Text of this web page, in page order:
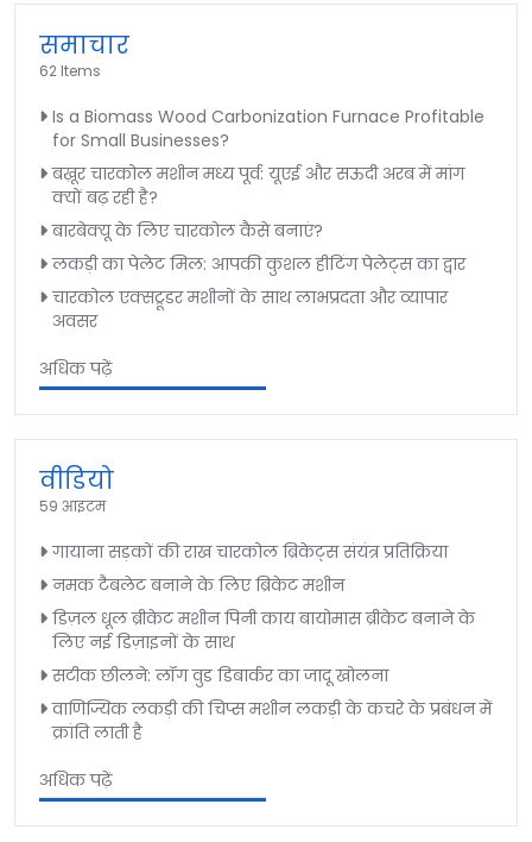
समाचार
62 Items
Is a Biomass Wood Carbonization Furnace Profitable
for Small Businesses?
बख़ूर चारकोल मशीन मध्य पूर्व: यूएई और सऊदी अरब में मांग
क्यों बढ़ रही है?
बारबेक्यू के लिए चारकोल कैसे बनाएं?
लकड़ी का पेलेट मिल: आपकी कुशल हीटिंग पेलेट्स का द्वार
चारकोल एक्सट्रूडर मशीनों के साथ लाभप्रदता और व्यापार
अवसर
अधिक पढ़ें
वीडियो
59 आइटम
गायाना सड़कों की राख चारकोल ब्रिकेट्स संयंत्र प्रतिक्रिया
नमक टैबलेट बनाने के लिए ब्रिकेट मशीन
डिज़ल धूल ब्रीकेट मशीन पिनी काय बायोमास ब्रीकेट बनाने के
लिए नई डिज़ाइनों के साथ
सटीक छीलने: लॉग वुड डिबार्कर का जादू खोलना
वाणिज्यिक लकड़ी की चिप्स मशीन लकड़ी के कचरे के प्रबंधन में
क्रांति लाती है
अधिक पढ़ें